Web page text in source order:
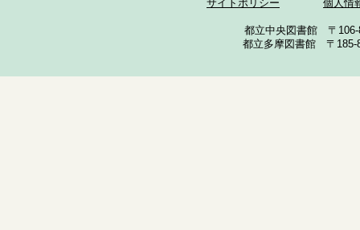
サイトポリシー 個人情
都立中央図書館 〒
都立多摩図書館 〒185-